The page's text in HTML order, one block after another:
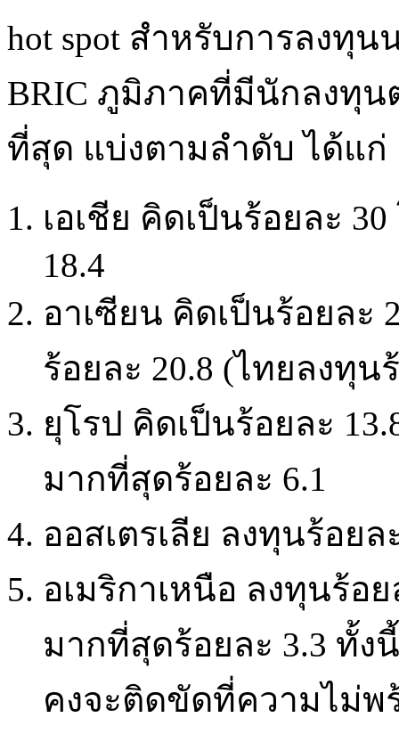
hot spot สำหรับการลงทุ
BRIC ภูมิภาคที่มีนักลงทุ
ที่สุด แบ่งตามลำดับ ได้แก่
เอเชีย คิดเป็นร้อยละ
18.4
อาเซียน คิดเป็นร้อยละ
ร้อยละ 20.8 (ไทยลงทุน
ยุโรป คิดเป็นร้อยละ
มากที่สุดร้อยละ 6.1
ออสเตรเลีย ลงทุนร้อยล
อเมริกาเหนือ ลงทุนร้อ
มากที่สุดร้อยละ 3.3 ทั้ง
คงจะติดขัดที่ความไม่พ